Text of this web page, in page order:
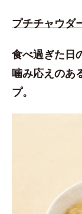
プチチャウダ
食べ過ぎた日
噛み応えのあ
プ。